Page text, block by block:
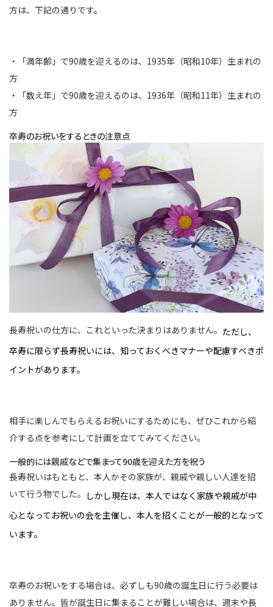
方は、下記の通りです。
・「満年齢」で90歳を迎えるのは、1935年（昭和10年）生まれの
方
・「数え年」で90歳を迎えるのは、1936年（昭和11年）生まれの
方
卒寿のお祝いをするときの注意点
長寿祝いの仕方に、これといった決まりはありません。 ただし、
卒寿に限らず長寿祝いには、知っておくべきマナーや配慮すべきポ
イントがあります。
相手に楽しんでもらえるお祝いにするためにも、ぜひこれから紹
介する点を参考にして計画を立ててみてください。
一般的には親戚などで集まって90歳を迎えた方を祝う
長寿祝いはもともと、本人かその家族が、親戚や親しい人達を招
いて行う物でした。 しかし現在は、本人ではなく家族や親戚が中
心となってお祝いの会を主催し、本人を招くことが一般的となって
います。
卒寿のお祝いをする場合は、必ずしも90歳の誕生日に行う必要は
ありません。皆が誕生日に集まることが難しい場合は、週末や長